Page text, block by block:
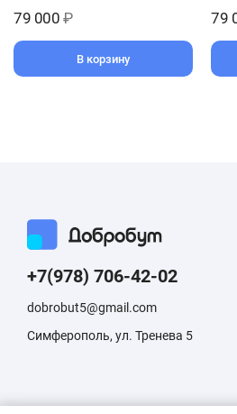
79 000 ₽
В корзину
79
+7(978) 706-42-02
dobrobut5@gmail.com
Симферополь, ул. Тренева 5